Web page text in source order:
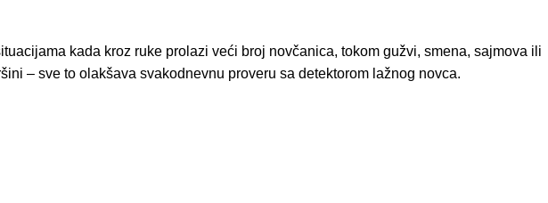
kada kroz ruke prolazi veći broj novčanica, tokom gužvi, smena, sajmova ili
– sve to olakšava svakodnevnu proveru sa detektorom lažnog novca.